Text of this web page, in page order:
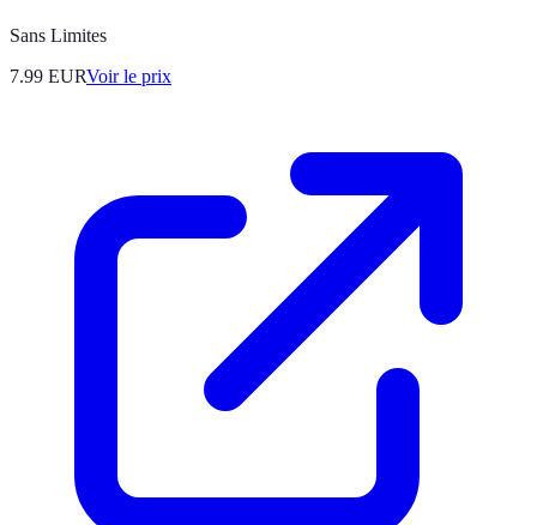
Sans Limites
7.99 EURVoir le prix